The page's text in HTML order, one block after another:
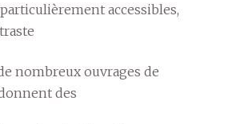
accessibles,
nombreux ouvrages de
des